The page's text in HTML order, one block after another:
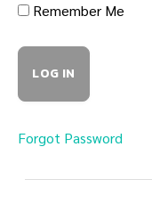
Remember Me
Forgot Password